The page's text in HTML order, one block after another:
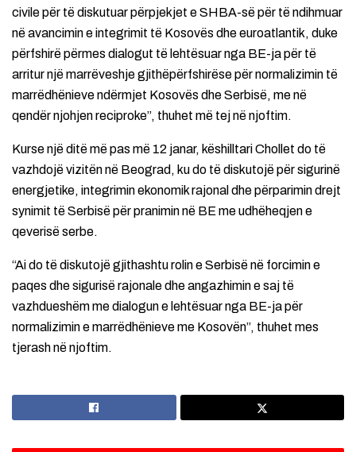
civile për të diskutuar përpjekjet e SHBA-së për të ndihmuar
në avancimin e integrimit të Kosovës dhe euroatlantik, duke
përfshirë përmes dialogut të lehtësuar nga BE-ja për të
arritur një marrëveshje gjithëpërfshirëse për normalizimin të
marrëdhënieve ndërmjet Kosovës dhe Serbisë, me në
qendër njohjen reciproke”, thuhet më tej në njoftim.
Kurse një ditë më pas më 12 janar, këshilltari Chollet do të
vazhdojë vizitën në Beograd, ku do të diskutojë për sigurinë
energjetike, integrimin ekonomik rajonal dhe përparimin drejt
synimit të Serbisë për pranimin në BE me udhëheqjen e
qeverisë serbe.
“Ai do të diskutojë gjithashtu rolin e Serbisë në forcimin e
paqes dhe sigurisë rajonale dhe angazhimin e saj të
vazhdueshëm me dialogun e lehtësuar nga BE-ja për
normalizimin e marrëdhënieve me Kosovën”, thuhet mes
tjerash në njoftim.